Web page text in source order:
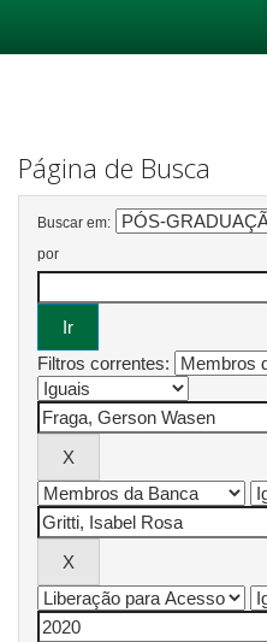
Página de Busca
Buscar em:
por
Filtros correntes: